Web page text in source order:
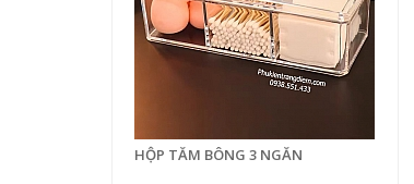
HỘP TĂM BÔNG 3 NGĂN